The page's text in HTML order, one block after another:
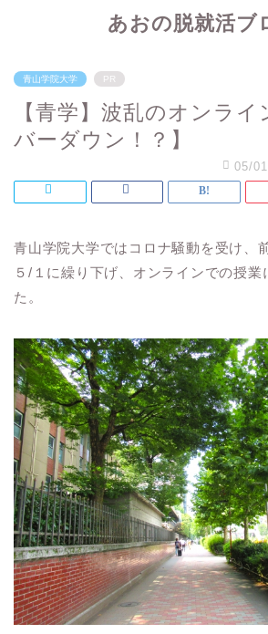
あおの脱就活ブ
青山学院大学 PR
【青学】波乱のオンライ
バーダウン！？】
05/
青山学院大学ではコロナ騒動を受け、
５ / １に繰り下げ、オンラインでの授業
た。